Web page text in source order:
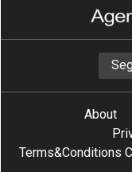
About
Terms&Conditions